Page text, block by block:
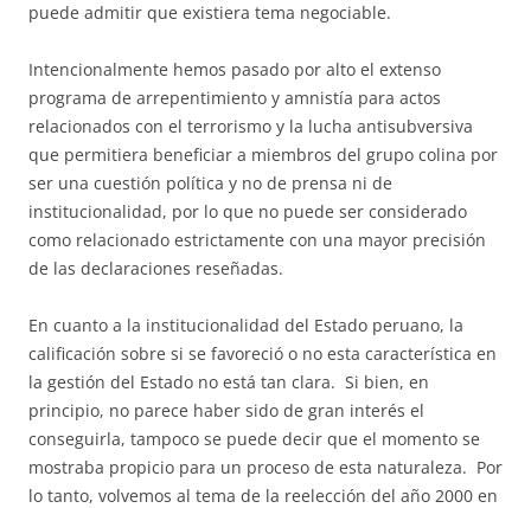
puede admitir que existiera tema negociable.
Intencionalmente hemos pasado por alto el extenso
programa de arrepentimiento y amnistía para actos
relacionados con el terrorismo y la lucha antisubversiva
que permitiera beneficiar a miembros del grupo colina por
ser una cuestión política y no de prensa ni de
institucionalidad, por lo que no puede ser considerado
como relacionado estrictamente con una mayor precisión
de las declaraciones reseñadas.
En cuanto a la institucionalidad del Estado peruano, la
calificación sobre si se favoreció o no esta característica en
la gestión del Estado no está tan clara. Si bien, en
principio, no parece haber sido de gran interés el
conseguirla, tampoco se puede decir que el momento se
mostraba propicio para un proceso de esta naturaleza. Por
lo tanto, volvemos al tema de la reelección del año 2000 en